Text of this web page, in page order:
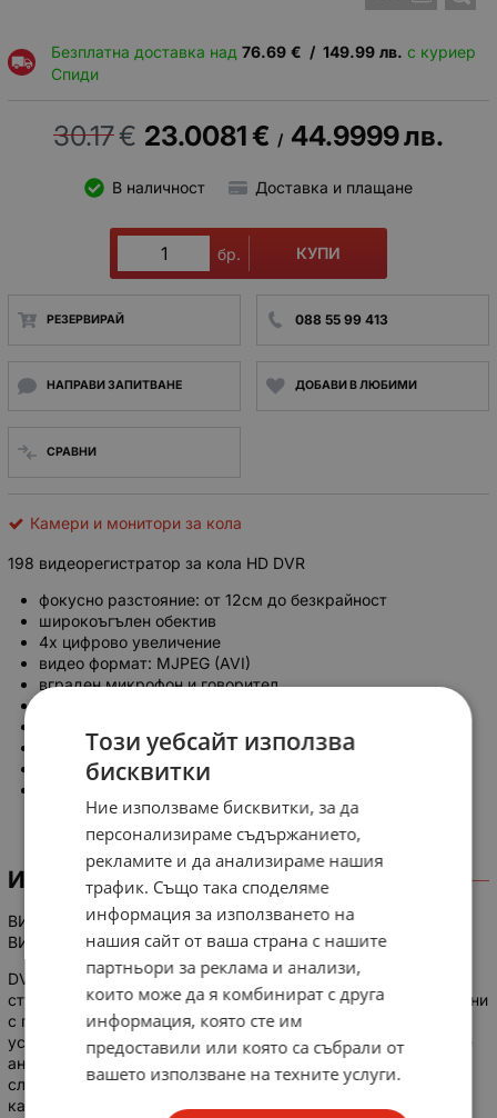
Безплатна доставка над 76.69 € / 149.99 лв. с куриер
Спиди
30.17€ 23.0081€ / 44.9999лв.
В наличност Доставка и плащане
бр. КУПИ
РЕЗЕРВИРАЙ 088 55 99 413
НАПРАВИ ЗАПИТВАНЕ ДОБАВИ В ЛЮБИМИ
СРАВНИ
Камери и монитори за кола
198 видеорегистратор за кола HD DVR
фокусно разстояние: от 12см до безкрайност
широкоъгълен обектив
4х цифрово увеличение
видео формат: MJPEG (AVI)
вграден микрофон и говорител
поддържа ТВ изход
инфрачервени светодиоди
ИНФОРМАЦИЯ
ВИДЕОРЕГИСТРАТОР АВТО HD DVR КАМЕРА ЗА
ВИДЕОЗАПИС
DVR устройството може да бъде инсталирано на предното
стъкло на колата, за да записва видео, аудио данни, свързани
с превозното средство, удар или аварии. Този запис от
устройство се съхранява в картата с памет и може да бъде
анализиран, за да ви помогне да определите какво се е
случило с превозното средство преди, по време и след
катастрофата или събитие. Притежава и нощен режим за
Този уебсайт използва
бисквитки
Ние използваме бисквитки, за да
персонализираме съдържанието,
рекламите и да анализираме нашия
трафик. Също така споделяме
информация за използването на
нашия сайт от ваша страна с нашите
партньори за реклама и анализи,
които може да я комбинират с друга
информация, която сте им
предоставили или която са събрали от
вашето използване на техните услуги.